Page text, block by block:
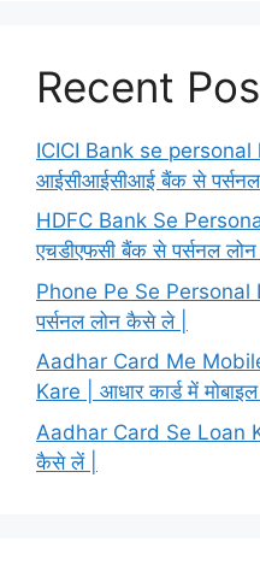
Recent
ICICI Bank se personal
आईसीआईसीआई बैंक से
HDFC Bank Se
एचडीएफसी बैंक से पर्सनल
Phone Pe Se Personal
पर्सनल लोन कैसे ले |
Aadhar Card Me
Kare | आधार कार्ड में
Aadhar Card Se Loan
कैसे लें |